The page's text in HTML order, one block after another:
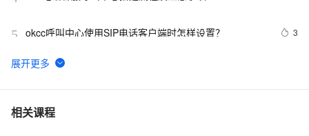
5 okcc呼叫中心使用SIP电话客户端时怎样设置？ 3
6 VOIP是什么？IP电话okcc呼叫中心智能语音机器人
7 呼叫中心系统语音识别接口（ASR）怎样设置
相关课程